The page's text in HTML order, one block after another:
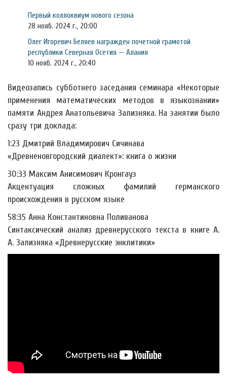
Первый коллоквиум нового сезона
28 нояб. 2024 г., 20:00
Олег Игоревич Беляев награжден почетной грамотой
республики Северная Осетия — Алания
10 нояб. 2024 г., 20:40
Видеозапись субботнего заседания семинара «Некоторые
применения математических методов в языкознании»
памяти Андрея Анатольевича Зализняка. На занятии было
сразу три доклада:
1:23 Дмитрий Владимирович Сичинава
«Древненовгородский диалект»: книга о жизни
30:33 Максим Анисимович Кронгауз
Акцентуация сложных фамилий германского
происхождения в русском языке
58:35 Анна Константиновна Поливанова
Синтаксический анализ древнерусского текста в книге А.
А. Зализняка «Древнерусские энклитики»